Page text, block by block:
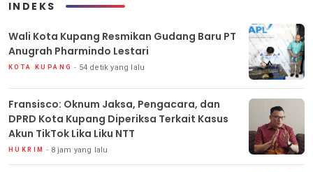
INDEKS
Wali Kota Kupang Resmikan Gudang Baru PT
Anugrah Pharmindo Lestari
KOTA KUPANG 54 detik yang lalu
Fransisco: Oknum Jaksa, Pengacara, dan
DPRD Kota Kupang Diperiksa Terkait Kasus
Akun TikTok Lika Liku NTT
HUKRIM 8 jam yang lalu